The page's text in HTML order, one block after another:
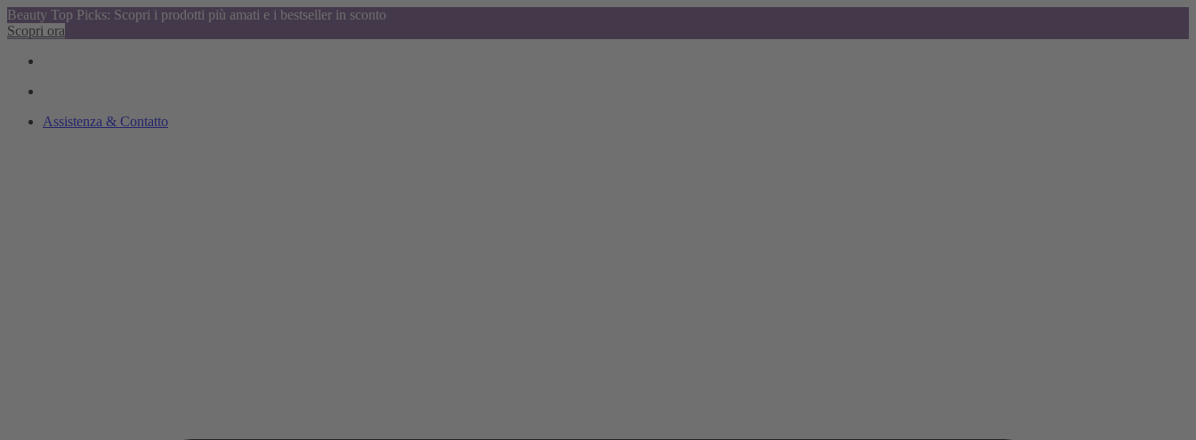
Beauty Top Picks: Scopri i prodotti più amati e i bestseller in sconto
Scopri ora
Assistenza & Contatto